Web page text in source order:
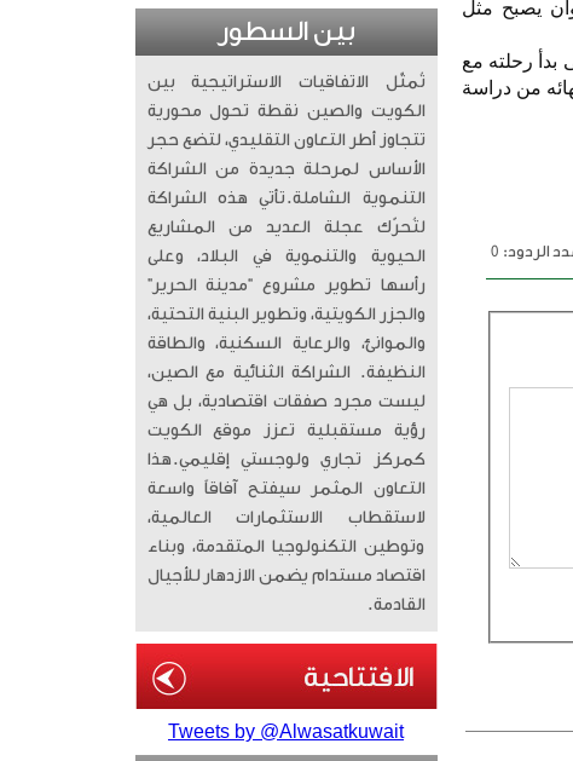
يصبح مثل
رحلته مع
في عمر 17 عامًا فقط، عقب انتهائه من دراسة
الردود: 0
بين السطور
تُمثّل الاتفاقيات الاستراتيجية بين
الكويت والصين نقطة تحول محورية
تتجاوز أطر التعاون التقليدي، لتضع حجر
الأساس لمرحلة جديدة من الشراكة
التنموية الشاملة. ​تأتي هذه الشراكة
لتُحرّك عجلة العديد من المشاريع
الحيوية والتنموية في البلاد، وعلى
رأسها تطوير مشروع “مدينة الحرير”
والجزر الكويتية، وتطوير البنية التحتية،
والموانئ، والرعاية السكنية، والطاقة
النظيفة. الشراكة الثنائية مع الصين،
ليست مجرد صفقات اقتصادية، بل هي
رؤية مستقبلية تعزز موقع الكويت
كمركز تجاري ولوجستي إقليمي. ​هذا
التعاون المثمر سيفتح آفاقاً واسعة
لاستقطاب الاستثمارات العالمية،
وتوطين التكنولوجيا المتقدمة، وبناء
اقتصاد مستدام يضمن الازدهار للأجيال
القادمة.
Tweets by @Alwasatkuwait